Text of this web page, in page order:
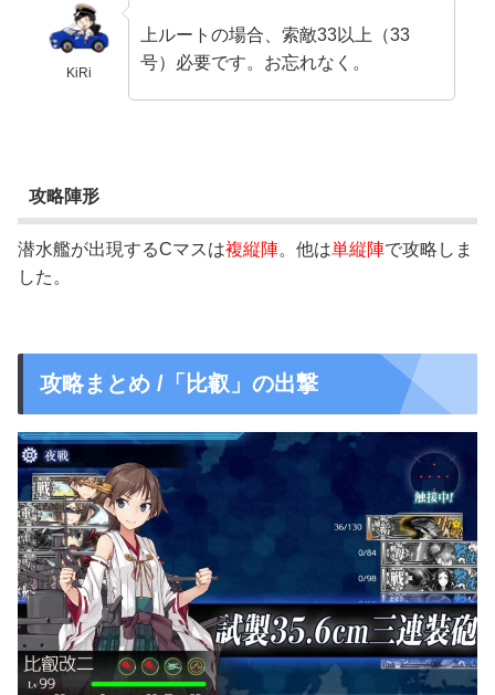
KiRi
上ルートの場合、索敵33以上（33
号）必要です。 お忘れなく。
攻略陣形
潜水艦が出現するCマスは複縦陣。他は単縦陣で攻略しま
した。
攻略まとめ /「比叡」の出撃